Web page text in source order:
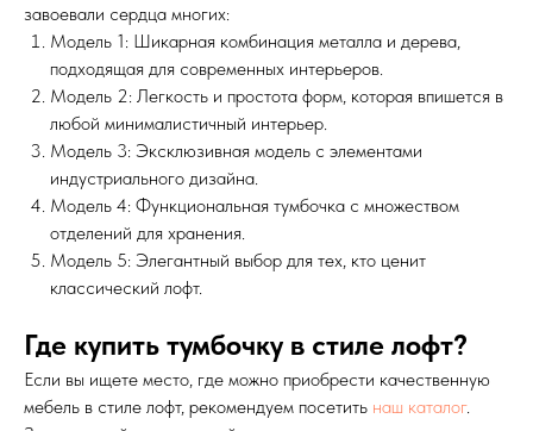
завоевали сердца многих:
Модель 1: Шикарная комбинация металла и дерева,
подходящая для современных интерьеров.
Модель 2: Легкость и простота форм, которая впишется в
любой минималистичный интерьер.
Модель 3: Эксклюзивная модель с элементами
индустриального дизайна.
Модель 4: Функциональная тумбочка с множеством
отделений для хранения.
Модель 5: Элегантный выбор для тех, кто ценит
классический лофт.
Где купить тумбочку в стиле лофт?
Если вы ищете место, где можно приобрести качественную
мебель в стиле лофт, рекомендуем посетить наш каталог.